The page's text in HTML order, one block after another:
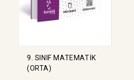
9. SINIF MATEMATİK
(ORTA)